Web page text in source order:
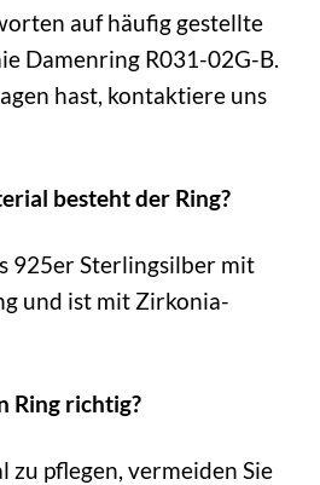
auf häufig gestellte
Damenring R031-02G-B.
hast, kontaktiere uns
besteht der Ring?
925er Sterlingsilber mit
und ist mit Zirkonia-
Ring richtig?
zu pflegen, vermeiden Sie